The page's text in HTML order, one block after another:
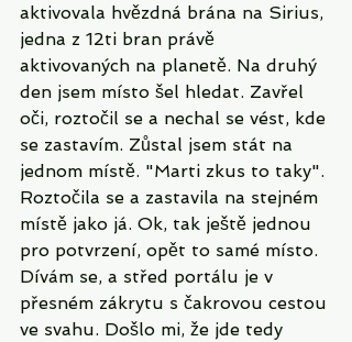
aktivovala hvězdná brána na Sirius,
jedna z 12ti bran právě
aktivovaných na planetě. Na druhý
den jsem místo šel hledat. Zavřel
oči, roztočil se a nechal se vést, kde
se zastavím. Zůstal jsem stát na
jednom místě. "Marti zkus to taky".
Roztočila se a zastavila na stejném
místě jako já. Ok, tak ještě jednou
pro potvrzení, opět to samé místo.
Dívám se, a střed portálu je v
přesném zákrytu s čakrovou cestou
ve svahu. Došlo mi, že jde tedy